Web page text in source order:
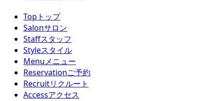
Top トップ
Salonサロン
Staffスタッフ
Styleスタイル
Menuメニュー
Reservationご予約
Recruitリクルート
Accessアクセス